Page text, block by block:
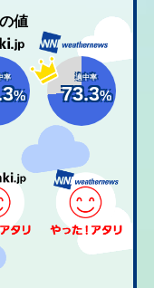
値
率
%
適中率
73.3%